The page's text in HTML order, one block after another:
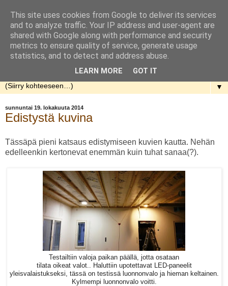
Rakennellen
Nuorenparin taival talon rakentamisen parissa. Aloitusaika
kevät 2013.
▼
sunnuntai 19. lokakuuta 2014
Edistystä kuvina
Tässäpä pieni katsaus edistymiseen kuvien kautta. Nehän
edelleenkin kertonevat enemmän kuin tuhat sanaa(?).
Testailtiin valoja paikan päällä, jotta osataan
tilata oikeat valot.. Haluttiin upotettavat LED-paneelit
yleisvalaistukseksi, tässä on testissä luonnonvalo ja hieman keltainen.
Kylmempi luonnonvalo voitti.
This site uses cookies from Google to deliver its services
and to analyze traffic. Your IP address and user-agent are
shared with Google along with performance and security
metrics to ensure quality of service, generate usage
statistics, and to detect and address abuse.
LEARN MORE GOT IT